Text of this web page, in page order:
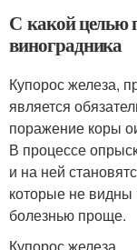
С какой целью
виноградника
Купорос железа,
является
поражение коры
В процессе
и на ней
которые не видны
болезнью проще.
Купорос железа